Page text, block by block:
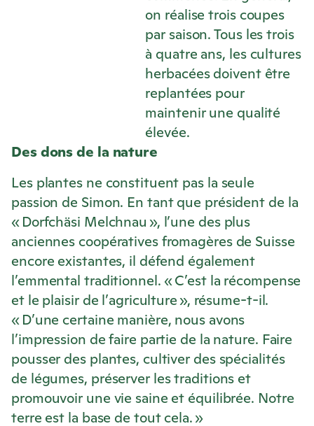
on réalise trois coupes
par saison. Tous les trois
à quatre ans, les cultures
herbacées doivent être
replantées pour
maintenir une qualité
élevée.
Des dons de la nature
Les plantes ne constituent pas la seule
passion de Simon. En tant que président de la
« Dorfchäsi Melchnau », l’une des plus
anciennes coopératives fromagères de Suisse
encore existantes, il défend également
l’emmental traditionnel. « C’est la récompense
et le plaisir de l’agriculture », résume-t-il.
« D’une certaine manière, nous avons
l’impression de faire partie de la nature. Faire
pousser des plantes, cultiver des spécialités
de légumes, préserver les traditions et
promouvoir une vie saine et équilibrée. Notre
terre est la base de tout cela. »